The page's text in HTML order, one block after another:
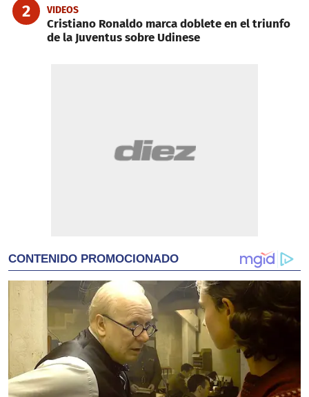
2 VIDEOS
Cristiano Ronaldo marca doblete en el triunfo
de la Juventus sobre Udinese